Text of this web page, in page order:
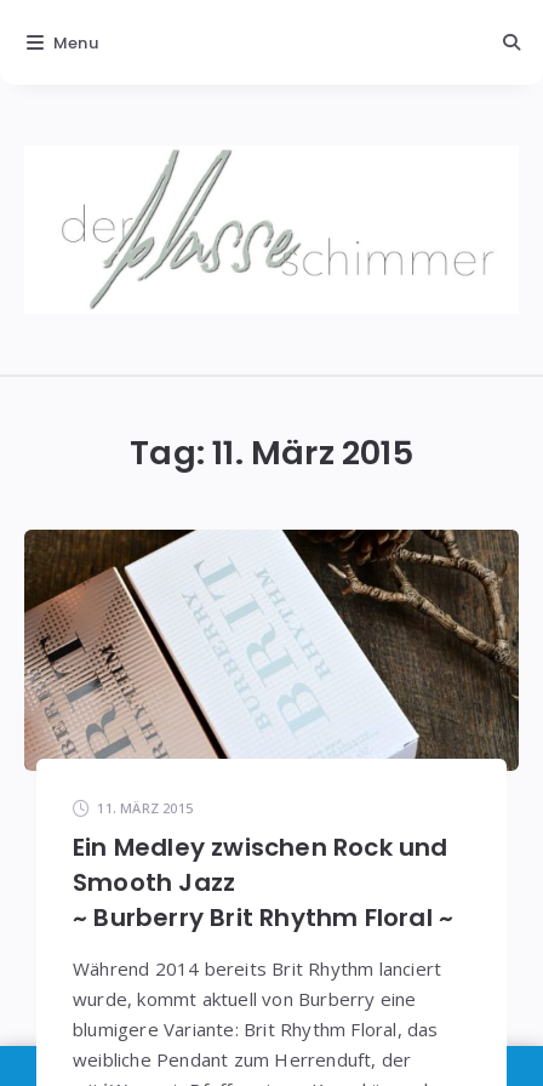
Tag:11. März 2015
11. MÄRZ 2015
Ein Medley zwischen Rock und
Smooth Jazz
~ Burberry Brit Rhythm Floral ~
Während 2014 bereits Brit Rhythm lanciert
wurde, kommt aktuell von Burberry eine
blumigere Variante: Brit Rhythm Floral, das
weibliche Pendant zum Herrenduft, der
Menu